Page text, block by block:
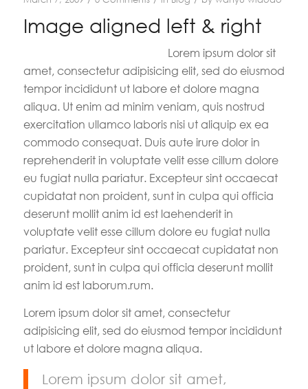
Image aligned left & right
Lorem ipsum dolor sit
amet, consectetur adipisicing elit, sed do eiusmod
tempor incididunt ut labore et dolore magna
aliqua. Ut enim ad minim veniam, quis nostrud
exercitation ullamco laboris nisi ut aliquip ex ea
commodo consequat. Duis aute irure dolor in
reprehenderit in voluptate velit esse cillum dolore
eu fugiat nulla pariatur. Excepteur sint occaecat
cupidatat non proident, sunt in culpa qui officia
deserunt mollit anim id est laehenderit in
voluptate velit esse cillum dolore eu fugiat nulla
pariatur. Excepteur sint occaecat cupidatat non
proident, sunt in culpa qui officia deserunt mollit
anim id est laborum.rum.
Lorem ipsum dolor sit amet, consectetur
adipisicing elit, sed do eiusmod tempor incididunt
ut labore et dolore magna aliqua.
Lorem ipsum dolor sit amet,